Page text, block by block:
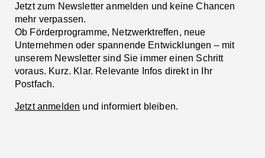
Jetzt zum Newsletter anmelden und keine Chancen
mehr verpassen.
Ob Förderprogramme, Netzwerktreffen, neue
Unternehmen oder spannende Entwicklungen – mit
unserem Newsletter sind Sie immer einen Schritt
voraus. Kurz. Klar. Relevante Infos direkt in Ihr
Postfach.
Jetzt anmelden und informiert bleiben.